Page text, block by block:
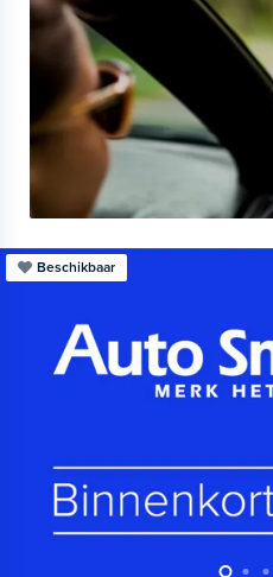
Beschikbaar